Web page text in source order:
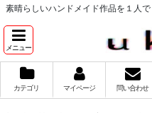
素晴らしいハンドメイド作品を１人
メニュー
カテゴリ マイページ 問い合わせ